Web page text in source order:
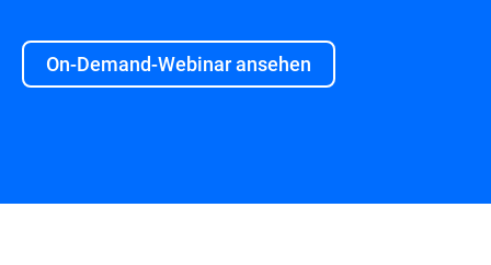
On-Demand-Webinar ansehen